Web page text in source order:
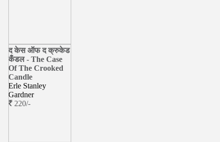
द केस ऑफ द क्रुकेड
कँडल - The Case
Of The Crooked
Candle
Erle Stanley
Gardner
220/-